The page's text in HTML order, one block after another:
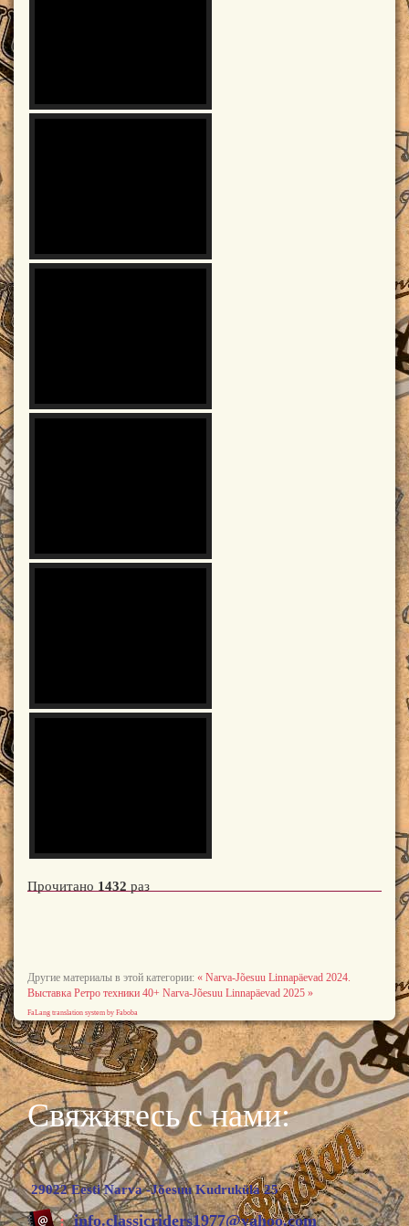
Прочитано 1432 раз
Другие материалы в этой категории: « Narva-Jõesuu Linnapäevad 2024.
Выставка Ретро техники 40+ Narva-Jõesuu Linnapäevad 2025 »
FaLang translation system by Faboba
Свяжитесь с нами:
29022 Eesti Narva -Jõesuu Kudruküla 25
: info.classicriders1977@yahoo.com